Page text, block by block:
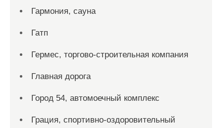
Гармония, сауна
Гатп
Гермес, торгово-строительная компания
Главная дорога
Город 54, автомоечный комплекс
Грация, спортивно-оздоровительный